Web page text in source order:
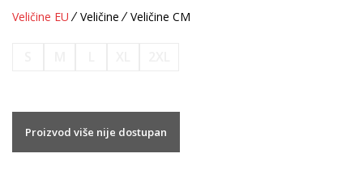
Veličine EU Veličine Veličine CM
Proizvod više nije dostupan